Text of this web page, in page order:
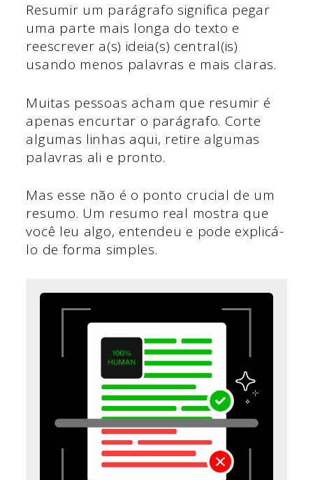
Resumir um parágrafo significa pegar
uma parte mais longa do texto e
reescrever a(s) ideia(s) central(is)
usando menos palavras e mais claras.
Muitas pessoas acham que resumir é
apenas encurtar o parágrafo. Corte
algumas linhas aqui, retire algumas
palavras ali e pronto.
Mas esse não é o ponto crucial de um
resumo. Um resumo real mostra que
você leu algo, entendeu e pode explicá-
lo de forma simples.